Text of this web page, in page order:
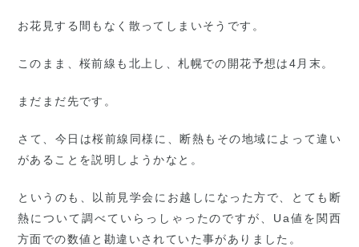
お花見する間もなく散ってしまいそうです。
このまま、桜前線も北上し、札幌での開花予想は4月末。
まだまだ先です。
さて、今日は桜前線同様に、断熱もその地域によって違い
があることを説明しようかなと。
というのも、以前見学会にお越しになった方で、とても断
熱について調べていらっしゃったのですが、Ua値を関西
方面での数値と勘違いされていた事がありました。